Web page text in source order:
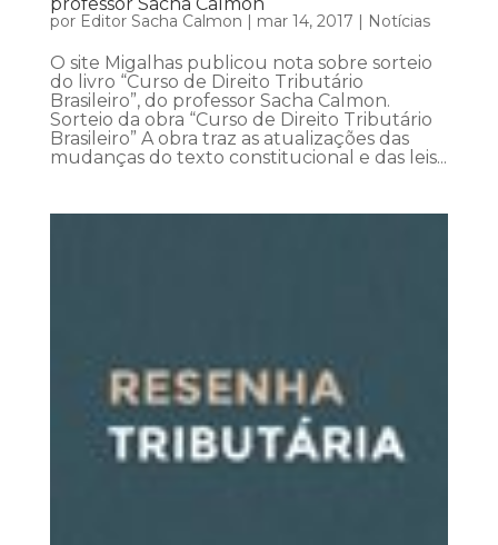
professor Sacha Calmon
por Editor Sacha Calmon mar 14, 2017 Notícias
O site Migalhas publicou nota sobre sorteio
do livro “Curso de Direito Tributário
Brasileiro”, do professor Sacha Calmon.
Sorteio da obra “Curso de Direito Tributário
Brasileiro” A obra traz as atualizações das
mudanças do texto constitucional e das leis...